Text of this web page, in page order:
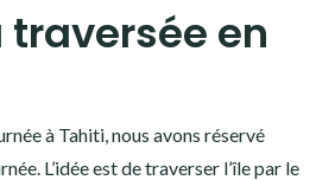
traversée en
à Tahiti, nous avons réservé
L’idée est de traverser l’île par le